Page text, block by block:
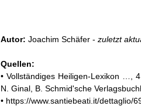
Autor: Joachim Schäfer - zuletzt
Quellen:
• Vollständiges Heiligen-Lexikon …,
N. Ginal, B. Schmid'sche
• https://www.santiebeati.it/dettaglio/